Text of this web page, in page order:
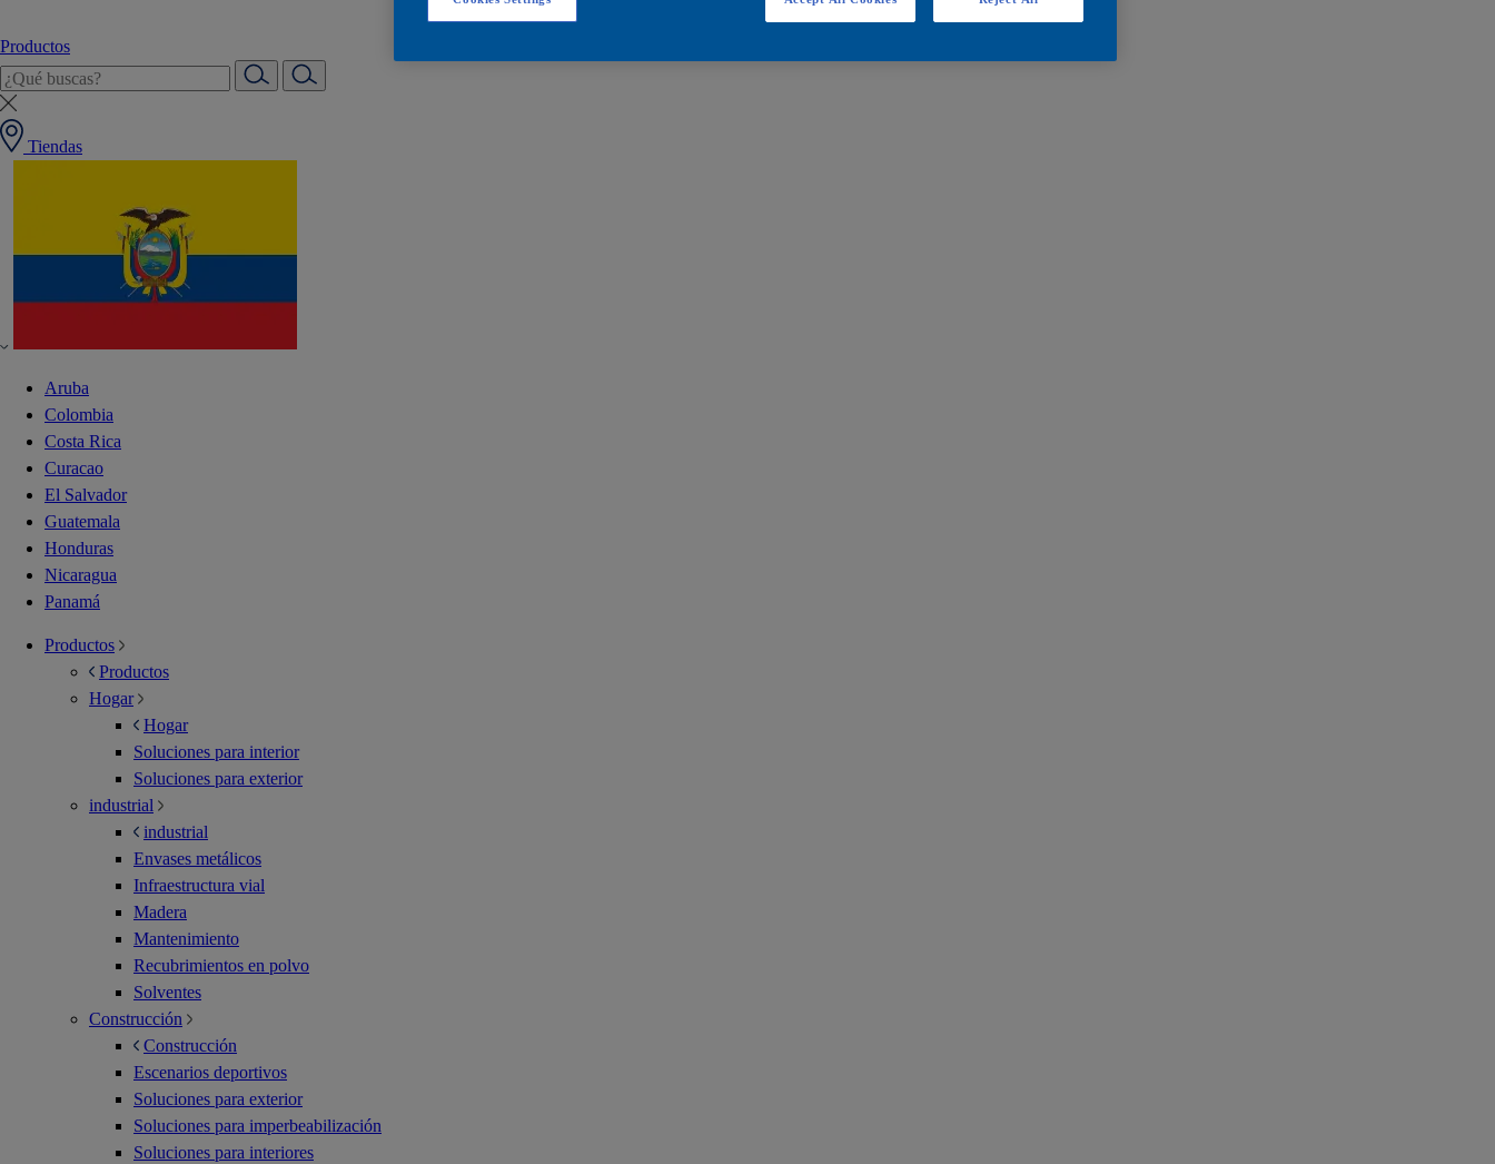
Productos
Tiendas
Aruba
Colombia
Costa Rica
Curacao
El Salvador
Guatemala
Honduras
Nicaragua
Panamá
Productos
Productos
Hogar
Hogar
Soluciones para interior
Soluciones para exterior
industrial
industrial
Envases metálicos
Infraestructura vial
Madera
Mantenimiento
Recubrimientos en polvo
Solventes
Construcción
Construcción
Escenarios deportivos
Soluciones para exterior
Soluciones para imperbeabilización
Soluciones para interiores